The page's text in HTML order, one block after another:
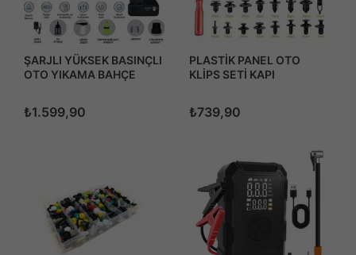
ŞARJLI YÜKSEK BASINÇLI
OTO YIKAMA BAHÇE
BATARYALI
₺1.599,90
PLASTİK PANEL OTO
KLİPS SETİ KAPI
PARÇA
₺739,90